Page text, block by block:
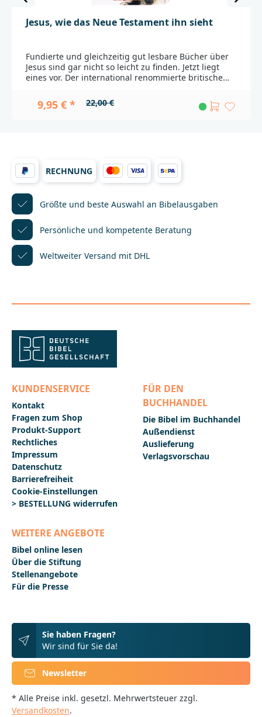
Jesus, wie das Neue Testament ihn sieht
Fundierte und gleichzeitig gut lesbare Bücher über
Jesus sind gar nicht so leicht zu finden. Jetzt liegt
eines vor. Der international renommierte britische
Nicht-Theolog/innen geschriebenen Buch
zusammengefasst, was das Neue Testament wirklich
Themen in einer auch für Nicht-Fachleute
ansprechenden Weise darzustellen.Der AutorJames
D. G. Dunn ist ein führender britischer
Neutestamentler. Der Autor etlicher Fachbücher war
viele Jahre Professor an der Theologischen Fakultät
der University of Durham (UK) und gilt als ein
Hauptvertreter der sog. Neuen Perspektive auf
Paulus („New Perspective on Paul“). Viele Bücher von
Dunn, wurden bereits ins Deutsche übersetzt.Die
ÜbersetzerAdelheid Gäbel ist Studienrätin mit den
Fächern Evangelische Religionslehre und
Dunn
studiert.__________________________________________________
___________Bei Fragen zur Produktsicherheit wenden
Sie sich bitte an:Deutsche BibelgesellschaftBalinger
9,95 € * 22,00 €
RECHNUNG
Größte und beste Auswahl an Bibelausgaben
Persönliche und kompetente Beratung
Weltweiter Versand mit DHL
KUNDENSERVICE
Kontakt
Fragen zum Shop
Produkt-Support
Rechtliches
Impressum
Datenschutz
Barrierefreiheit
Cookie-Einstellungen
> BESTELLUNG widerrufen
FÜR DEN
BUCHHANDEL
Die Bibel im Buchhandel
Außendienst
Auslieferung
Verlagsvorschau
WEITERE ANGEBOTE
Bibel online lesen
Über die Stiftung
Stellenangebote
Für die Presse
Sie haben Fragen?
Wir sind für Sie da!
Newsletter
* Alle Preise inkl. gesetzl. Mehrwertsteuer zzgl.
Versandkosten.